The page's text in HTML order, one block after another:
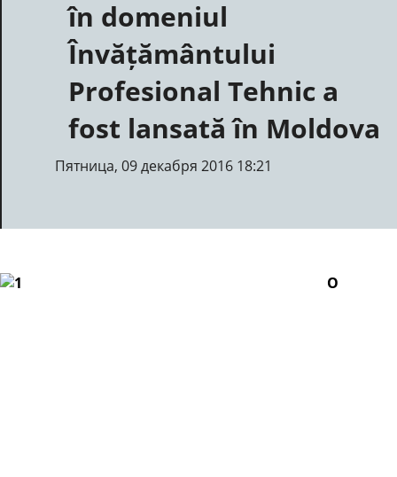
în domeniul
Învățământului
Profesional Tehnic a
fost lansată în Moldova
Пятница, 09 декабря 2016 18:21
O